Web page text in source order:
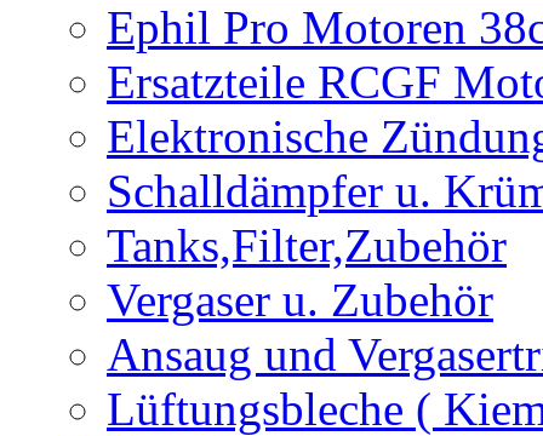
Ephil Pro Motoren
Ersatzteile RCGF
Elektronische
Schalldämpfer u.
Tanks,Filter,Zubehör
Vergaser u. Zubehör
Ansaug und
Lüftungsbleche (